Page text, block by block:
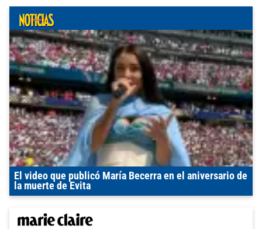
El video que publicó María Becerra en el aniversario de
la muerte de Evita